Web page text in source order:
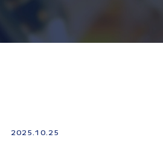
2025.10.25